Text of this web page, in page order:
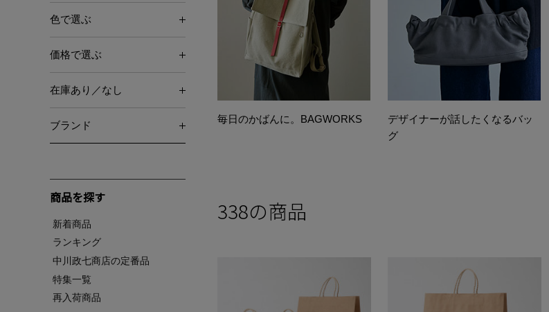
色で選ぶ
価格で選ぶ
在庫あり／なし
ブランド
商品を探す
新着商品
ランキング
中川政七商店の定番品
特集一覧
再入荷商品
毎日のかばんに。BAGWORKS
デザイナーが話したくなるバッ
グ
338の商品